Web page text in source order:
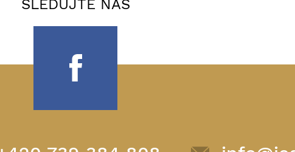
SLEDUJTE NÁS